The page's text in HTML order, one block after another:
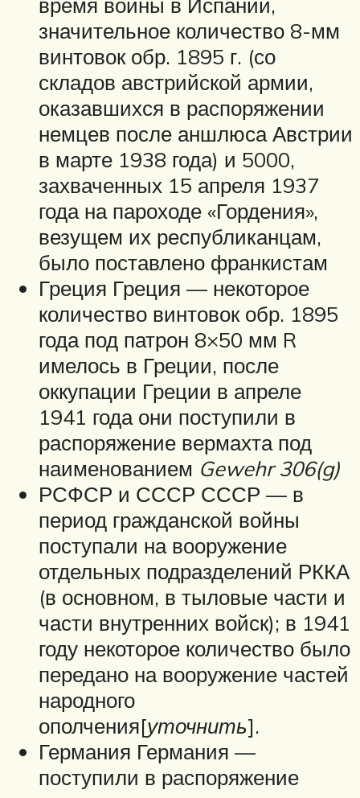
значительное количество 8-мм
винтовок обр. 1895 г. (со
складов австрийской армии,
оказавшихся в распоряжении
немцев после аншлюса Австрии
в марте 1938 года) и 5000,
захваченных 15 апреля 1937
года на пароходе «Гордения»,
везущем их республиканцам,
было поставлено франкистам
Греция Греция — некоторое
количество винтовок обр. 1895
года под патрон 8×50 мм R
имелось в Греции, после
оккупации Греции в апреле
1941 года они поступили в
распоряжение вермахта под
наименованием Gewehr 306(g)
РСФСР и СССР СССР — в
период гражданской войны
поступали на вооружение
отдельных подразделений РККА
(в основном, в тыловые части и
части внутренних войск); в 1941
году некоторое количество было
передано на вооружение частей
народного
ополчения[уточнить].
Германия Германия —
поступили в распоряжение